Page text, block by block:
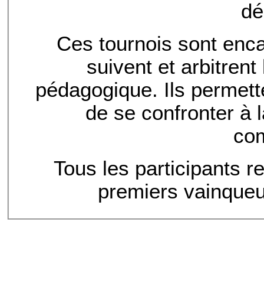
Ces tournois sont
suivent et
pédagogique. Ils
de se confronter à
Tous les participants
premiers